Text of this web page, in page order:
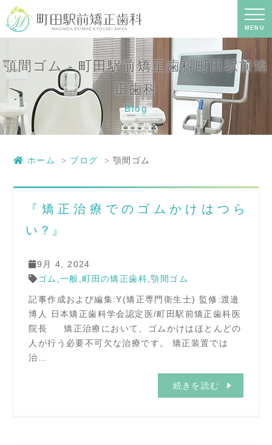
MENU
顎間ゴム - 町田駅前矯正歯科町田駅前
矯正歯科｜町田の矯正歯科専門の歯科
医院｜土日診療-町田駅前矯正歯科
顎間ゴム - 町田駅前矯正歯科町田駅前矯
正歯科
Blog
ホーム ブログ 顎間ゴム
『矯正治療でのゴムかけはつら
い？』
9月 4, 2024
ゴム ,一般 ,町田の矯正歯科 ,顎間ゴム
記事作成および編集:Y(矯正専門衛生士) 監修:渡邉
博人 日本矯正歯科学会認定医/町田駅前矯正歯科医
院長 矯正治療において、ゴムかけはほとんどの
人が行う必要不可欠な治療です。 矯正装置では
治…
続きを読む